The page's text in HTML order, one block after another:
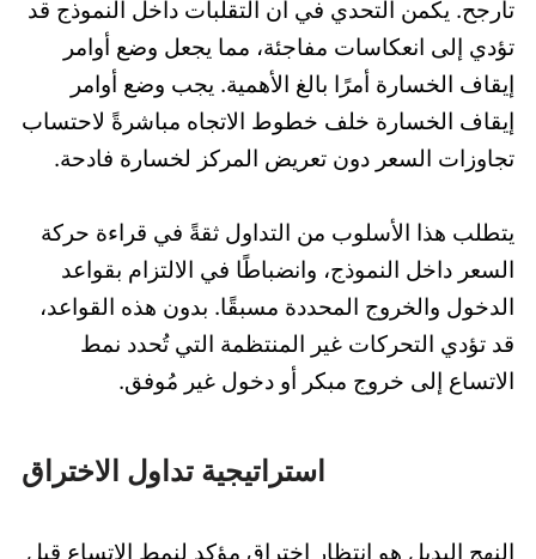
تأرجح. يكمن التحدي في أن التقلبات داخل النموذج قد
تؤدي إلى انعكاسات مفاجئة، مما يجعل وضع أوامر
إيقاف الخسارة أمرًا بالغ الأهمية. يجب وضع أوامر
إيقاف الخسارة خلف خطوط الاتجاه مباشرةً لاحتساب
تجاوزات السعر دون تعريض المركز لخسارة فادحة.
يتطلب هذا الأسلوب من التداول ثقةً في قراءة حركة
السعر داخل النموذج، وانضباطًا في الالتزام بقواعد
الدخول والخروج المحددة مسبقًا. بدون هذه القواعد،
قد تؤدي التحركات غير المنتظمة التي تُحدد نمط
الاتساع إلى خروج مبكر أو دخول غير مُوفق.
استراتيجية تداول الاختراق
النهج البديل هو انتظار اختراق مؤكد لنمط الاتساع قبل